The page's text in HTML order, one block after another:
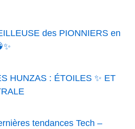
des PIONNIERS en
HUNZAS : ÉTOILES ✨ ET
tendances Tech –